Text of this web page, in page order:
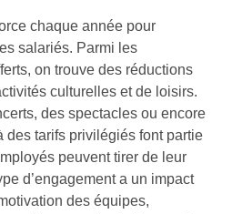
chaque année pour
salariés. Parmi les
on trouve des réductions
culturelles et de loisirs.
des spectacles ou encore
des tarifs privilégiés font partie
peuvent tirer de leur
d’engagement a un impact
des équipes,